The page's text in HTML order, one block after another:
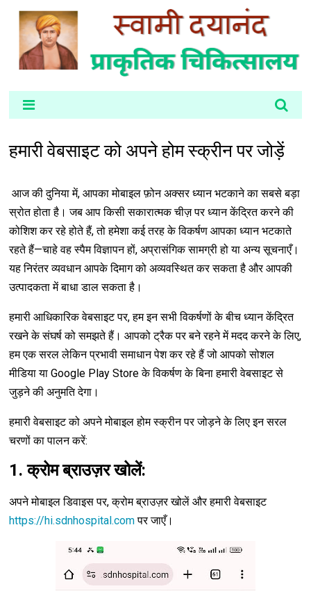
हमारी वेबसाइट को अपने होम स्क्रीन पर जोड़ें
आज की दुनिया में, आपका मोबाइल फ़ोन अक्सर ध्यान भटकाने का सबसे बड़ा
स्रोत होता है। जब आप किसी सकारात्मक चीज़ पर ध्यान केंद्रित करने की
कोशिश कर रहे होते हैं, तो हमेशा कई तरह के विकर्षण आपका ध्यान भटकाते
रहते हैं—चाहे वह स्पैम विज्ञापन हों, अप्रासंगिक सामग्री हो या अन्य सूचनाएँ।
यह निरंतर व्यवधान आपके दिमाग को अव्यवस्थित कर सकता है और आपकी
उत्पादकता में बाधा डाल सकता है।
हमारी आधिकारिक वेबसाइट पर, हम इन सभी विकर्षणों के बीच ध्यान केंद्रित
रखने के संघर्ष को समझते हैं। आपको ट्रैक पर बने रहने में मदद करने के लिए,
हम एक सरल लेकिन प्रभावी समाधान पेश कर रहे हैं जो आपको सोशल
मीडिया या Google Play Store के विकर्षण के बिना हमारी वेबसाइट से
जुड़ने की अनुमति देगा।
हमारी वेबसाइट को अपने मोबाइल होम स्क्रीन पर जोड़ने के लिए इन सरल
चरणों का पालन करें:
1. क्रोम ब्राउज़र खोलें:
अपने मोबाइल डिवाइस पर, क्रोम ब्राउज़र खोलें और हमारी वेबसाइट
https://hi.sdnhospital.comपर जाएँ।